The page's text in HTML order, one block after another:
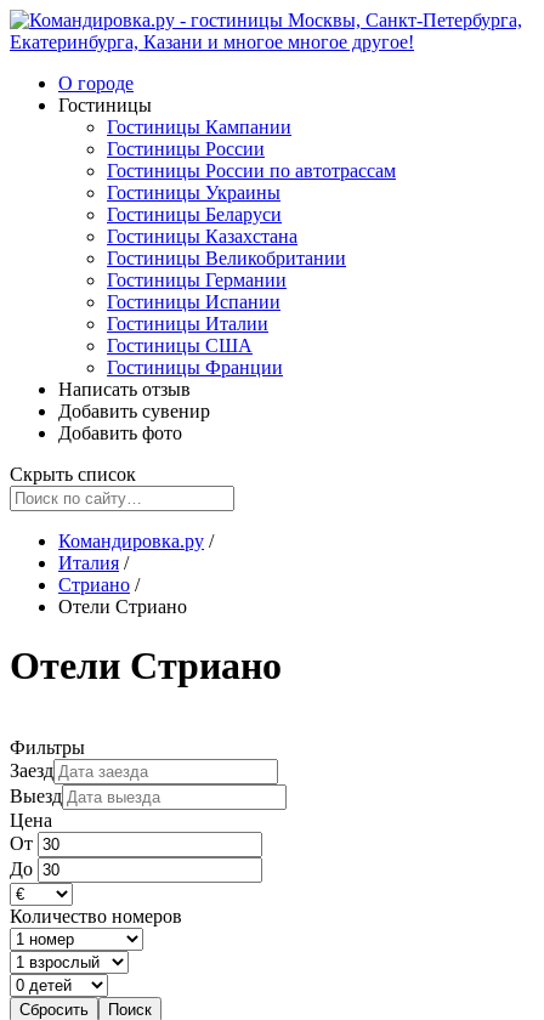
О городе
Гостиницы
Гостиницы Кампании
Гостиницы России
Гостиницы России по автотрассам
Гостиницы Украины
Гостиницы Беларуси
Гостиницы Казахстана
Гостиницы Великобритании
Гостиницы Германии
Гостиницы Испании
Гостиницы Италии
Гостиницы США
Гостиницы Франции
Написать отзыв
Добавить сувенир
Добавить фото
Скрыть список
Командировка.ру /
Италия /
Стриано /
Отели Стриано
Отели Стриано
Фильтры
Заезд
Выезд
Цена
От
До
Количество номеров